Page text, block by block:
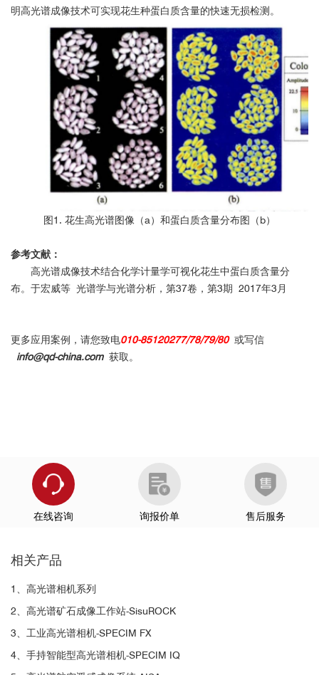
明高光谱成像技术可实现花生种蛋白质含量的快速无损检测。
图1. 花生高光谱图像（a）和蛋白质含量分布图（b）
参考文献：
高光谱成像技术结合化学计量学可视化花生中蛋白质含量分
布。于宏威等 光谱学与光谱分析，第37卷，第3期 2017年3月
更多应用案例，请您致电010-85120277/78/79/80 或写信
info@qd-china.com 获取。
在线咨询 询报价单 售后服务
相关产品
1、高光谱相机系列
2、高光谱矿石成像工作站-SisuROCK
3、工业高光谱相机-SPECIM FX
4、手持智能型高光谱相机-SPECIM IQ